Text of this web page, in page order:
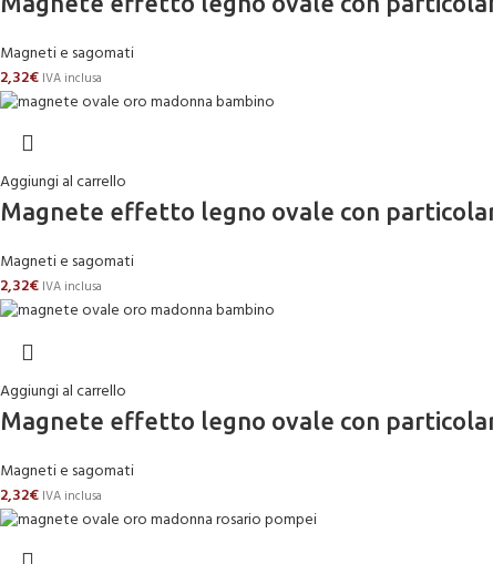
Magneti e sagomati
2,32€ IVA inclusa
Aggiungi al carrello
Magnete effetto legno ovale con
Magneti e sagomati
2,32€ IVA inclusa
Aggiungi al carrello
Magnete effetto legno ovale con
Magneti e sagomati
2,32€ IVA inclusa